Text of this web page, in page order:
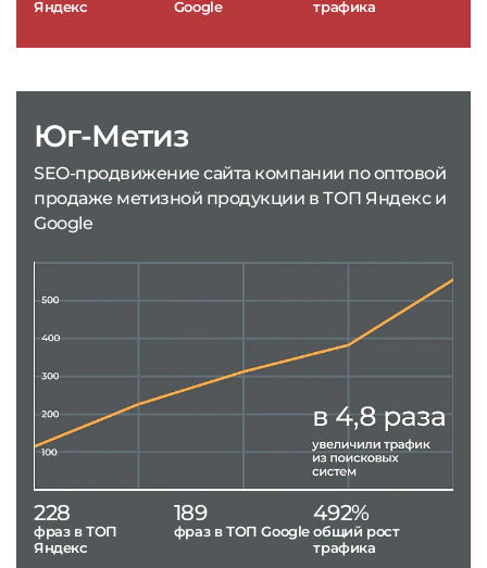
Яндекс
Google
трафика
Юг-Метиз
SEO-продвижение сайта компании по оптовой
продаже метизной продукции в ТОП Яндекс и
Google
228
фраз в ТОП
Яндекс
189
фраз в ТОП Google
492%
общий рост
трафика